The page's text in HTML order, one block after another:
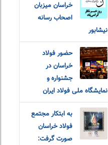
خراسان میزبان
اصحاب رسانه
نیشابور
حضور فولاد
خراسان در
جشنواره و
نمایشگاه ملی فولاد ایران
به ابتکار مجتمع
فولاد خراسان
صورت گرفت: